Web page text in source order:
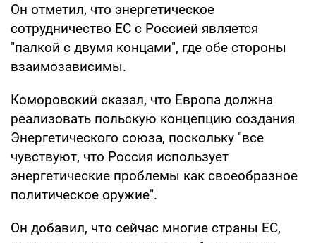
Он отметил, что энергетическое
сотрудничество ЕС с Россией является
"палкой с двумя концами", где обе стороны
взаимозависимы.
Коморовский сказал, что Европа должна
реализовать польскую концепцию создания
Энергетического союза, поскольку "все
чувствуют, что Россия использует
энергетические проблемы как своеобразное
политическое оружие".
Он добавил, что сейчас многие страны ЕС,